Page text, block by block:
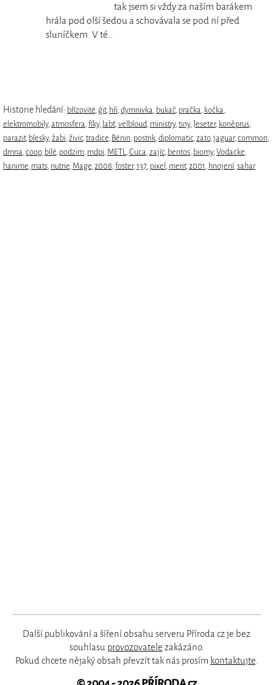
tak jsem si vždy za naším barákem
hrála pod olší šedou a schovávala se pod ní před
sluníčkem. V té…
Historie hledání: břízovité ģit, hři dymnivka bukač, pračka kočka
elektromobily, atmosfera fíky, labť, velbloud ministry, tiny, Jeseter, koněprus
parazit, blesky, žabi živic, tradice Bénin postrik diplomatic, zato, jaguar, common
dmna coop, bílé podzim mdpi METL Cuca zajíc, bentos biomy, Vodacke
hanime mats nutrie Mage 2008 foster, 137 pixel merit, 2001 hnojení, sahar
Další publikování a šíření obsahu serveru Příroda.cz je bez
souhlasu provozovatele zakázáno.
Pokud chcete nějaký obsah převzít tak nás prosím kontaktujte